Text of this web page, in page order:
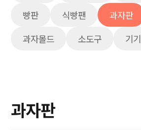
빵판
식빵팬 과자판
과자몰드
소도구 기기
과자판